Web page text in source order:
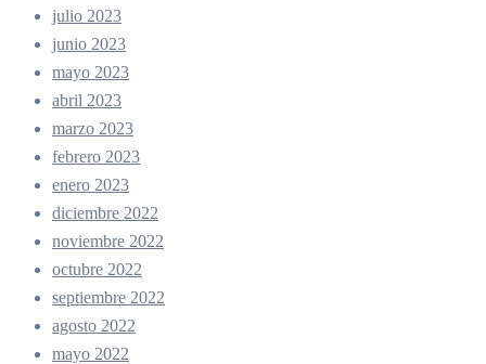
julio 2023
junio 2023
mayo 2023
abril 2023
marzo 2023
febrero 2023
enero 2023
diciembre 2022
noviembre 2022
octubre 2022
septiembre 2022
agosto 2022
mayo 2022